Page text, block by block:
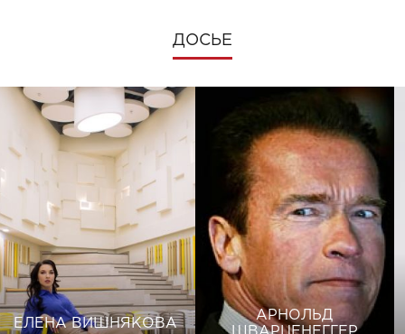
ДОСЬЕ
ЕЛЕНА ВИШНЯКОВА
АРНОЛЬД